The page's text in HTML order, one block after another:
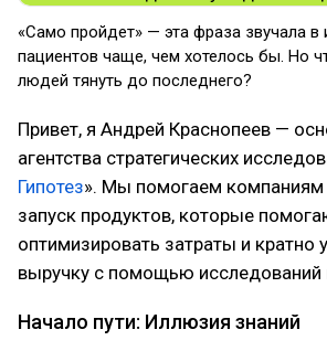
«Само пройдет» — эта фраза звучала в
пациентов чаще, чем хотелось бы. Но
людей тянуть до последнего?
Привет, я Андрей Краснопеев —
агентства стратегических
Гипотез». Мы помогаем компаниям
запуск продуктов, которые
оптимизировать затраты и кратно
выручку с помощью исследований
Начало пути: Иллюзия знаний